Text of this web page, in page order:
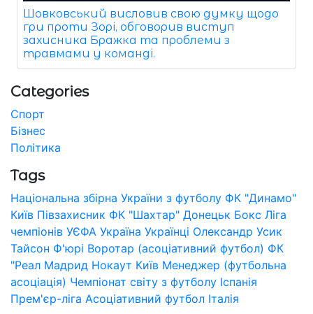
Шовковський висловив свою думку щодо
гри проти Зорі, обговорив виступ
захисника Бражка та проблеми з
травмами у команді.
Categories
Спорт
Бізнес
Політика
Tags
Національна збірна України з футболу ФК "Динамо"
Київ Півзахисник ФК "Шахтар" Донецьк Бокс Ліга
чемпіонів УЄФА Україна Українці Олександр Усик
Тайсон Ф'юрі Воротар (асоціативний футбол) ФК
"Реал Мадрид Нокаут Київ Менеджер (футбольна
асоціація) Чемпіонат світу з футболу Іспанія
Прем'єр-ліга Асоціативний футбол Італія